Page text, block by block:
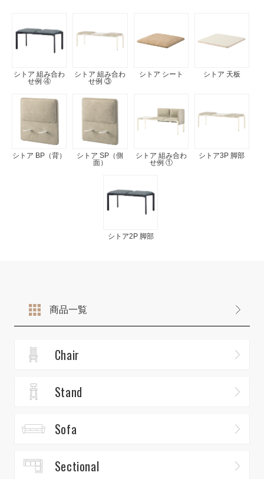
シトア 組み合わ
せ例 ④
シトア 組み合わ
せ例 ③
シトア シート シトア 天板
シトア BP（背）
シトア SP（側
面）
シトア 組み合わ
せ例 ①
シトア3P 脚部
シトア2P 脚部
商品一覧
Chair
Stand
Sofa
Sectional